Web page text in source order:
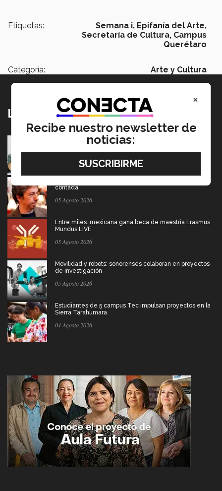
Etiquetas: Semana i, Epifanía del Arte,
Secretaría de Cultura, Campus
Querétaro
Categoría: Arte y Cultura
Lo más nuevo
Tec y UT Austin buscan "devolver la voz" a
hispanohablantes con afasia
05 Agosto 2026
El escritor que dice que la derrota también merece ser
contada
05 Agosto 2026
Entre miles: mexicana gana beca de maestría Erasmus
Mundus LIVE
05 Agosto 2026
Movilidad y robots: sonorenses colaboran en proyectos
de investigación
05 Agosto 2026
Estudiantes de 5 campus Tec impulsan proyectos en la
Sierra Tarahumara
04 Agosto 2026
×
Recibe nuestro newsletter de
noticias: